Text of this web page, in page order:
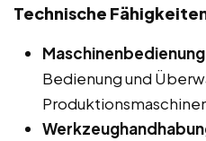
Technische
Bedienung und